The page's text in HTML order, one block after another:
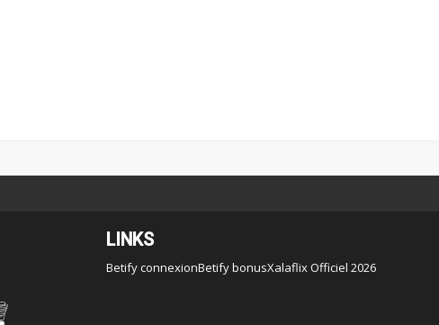
LINKS
Betify connexionBetify bonusXalaflix Officiel 2026